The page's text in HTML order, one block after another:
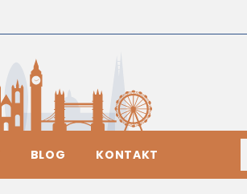
BLOG KONTAKT